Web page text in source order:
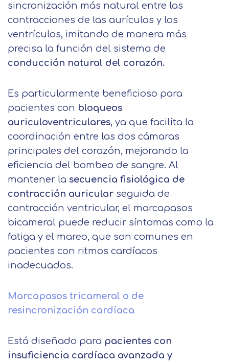
sincronización más natural entre las
contracciones de las aurículas y los
ventrículos, imitando de manera más
precisa la función del sistema de
conducción natural del corazón.
Es particularmente beneficioso para
pacientes con bloqueos
auriculoventriculares, ya que facilita la
coordinación entre las dos cámaras
principales del corazón, mejorando la
eficiencia del bombeo de sangre. Al
mantener la secuencia fisiológica de
contracción auricular seguida de
contracción ventricular, el marcapasos
bicameral puede reducir síntomas como la
fatiga y el mareo, que son comunes en
pacientes con ritmos cardíacos
inadecuados.
Marcapasos tricameral o de
resincronización cardíaca
Está diseñado para pacientes con
insuficiencia cardíaca avanzada y
Solicitar
información
Mail
Nombre
Apellido
Teléfono País
Acepto el tratamiento de mis datos con la
finalidad prevista en la información
Nombre
Apellidos
Telefono
Email
Mensaje
Información básica sobre Protección
de Datos .Haz clic aquí
Responsable EUROINNOVA
BUSINESS SCHOOL, S.L. Finalidad
Información académica y comercial
Legitimación Consentimiento del
del tratamiento para cumplir con las
finalidades Derechos Acceder,
explica en la información adicional
Centro de
preferencia de
privacidad
Utilizamos cookies propias y de terceros
para mejorar nuestros servicios
relacionados con tus preferencias,
mediante el análisis de tus hábitos de
navegación. En caso de que rechace las
cookies, no podremos asegurarle el
correcto funcionamiento de las distintas
funcionalidades de nuestra página web.
Puede obtener más información en
nuestrapolítica de cookies.
Después de aceptar, no volveremos a
mostrarle este mensaje.